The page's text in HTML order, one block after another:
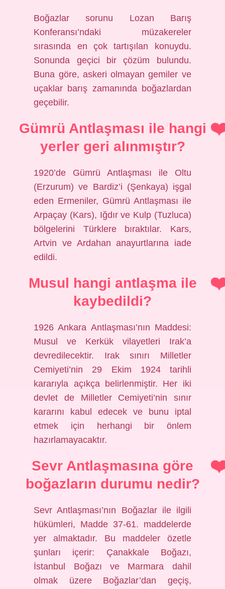
Boğazlar sorunu Lozan Barış
Konferansı’ndaki müzakereler
sırasında en çok tartışılan konuydu.
Sonunda geçici bir çözüm bulundu.
Buna göre, askeri olmayan gemiler ve
uçaklar barış zamanında boğazlardan
geçebilir.
Gümrü Antlaşması ile hangi
yerler geri alınmıştır?
1920’de Gümrü Antlaşması ile Oltu
(Erzurum) ve Bardiz’i (Şenkaya) işgal
eden Ermeniler, Gümrü Antlaşması ile
Arpaçay (Kars), Iğdır ve Kulp (Tuzluca)
bölgelerini Türklere bıraktılar. Kars,
Artvin ve Ardahan anayurtlarına iade
edildi.
Musul hangi antlaşma ile
kaybedildi?
1926 Ankara Antlaşması’nın Maddesi:
Musul ve Kerkük vilayetleri Irak’a
devredilecektir. Irak sınırı Milletler
Cemiyeti’nin 29 Ekim 1924 tarihli
kararıyla açıkça belirlenmiştir. Her iki
devlet de Milletler Cemiyeti’nin sınır
kararını kabul edecek ve bunu iptal
etmek için herhangi bir önlem
hazırlamayacaktır.
Sevr Antlaşmasına göre
boğazların durumu nedir?
Sevr Antlaşması’nın Boğazlar ile ilgili
hükümleri, Madde 37-61. maddelerde
yer almaktadır. Bu maddeler özetle
şunları içerir: Çanakkale Boğazı,
İstanbul Boğazı ve Marmara dahil
olmak üzere Boğazlar’dan geçiş,